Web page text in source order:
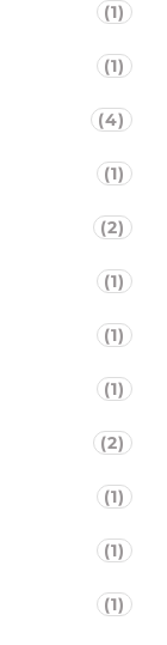
(1)
(1)
(4)
(1)
(2)
(1)
(1)
(1)
(2)
(1)
(1)
(1)